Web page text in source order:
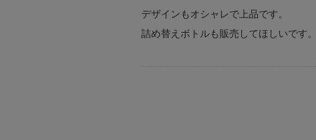
デザインもオシャレで上品です。
詰め替えボトルも販売してほしいです。